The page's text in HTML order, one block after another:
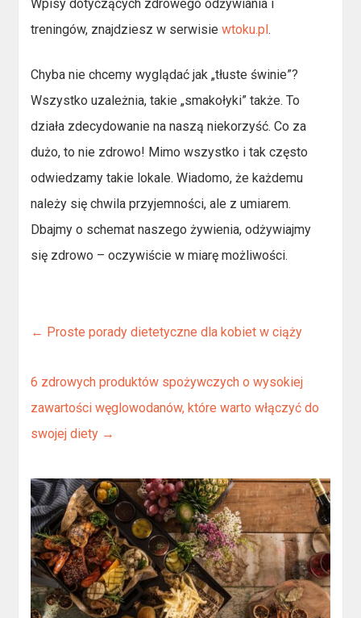
Wpisy dotyczących zdrowego odżywiania i
treningów, znajdziesz w serwisiewtoku.pl.
Chyba nie chcemy wyglądać jak „tłuste świnie”?
Wszystko uzależnia, takie „smakołyki” także. To
działa zdecydowanie na naszą niekorzyść. Co za
dużo, to nie zdrowo! Mimo wszystko i tak często
odwiedzamy takie lokale. Wiadomo, że każdemu
należy się chwila przyjemności, ale z umiarem.
Dbajmy o schemat naszego żywienia, odżywiajmy
się zdrowo – oczywiście w miarę możliwości.
← Proste porady dietetyczne dla kobiet w ciąży
6 zdrowych produktów spożywczych o wysokiej
zawartości węglowodanów, które warto włączyć do
swojej diety →